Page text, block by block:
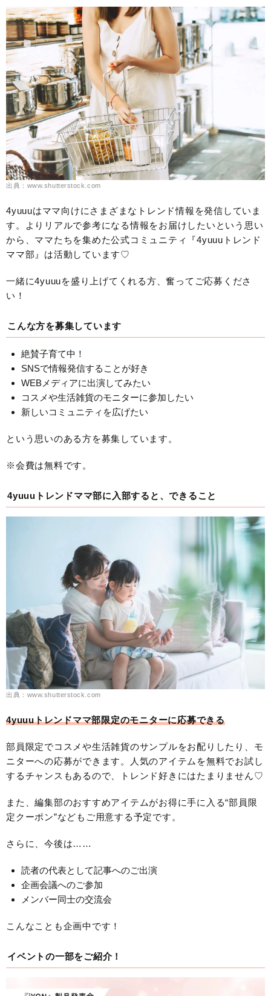
出典：www.shutterstock.com
4yuuuはママ向けにさまざまなトレンド情報を発信していま
す。よりリアルで参考になる情報をお届けしたいという思い
から、ママたちを集めた公式コミュニティ『4yuuuトレンド
ママ部』は活動しています♡
一緒に4yuuuを盛り上げてくれる方、奮ってご応募くださ
い！
こんな方を募集しています
絶賛子育て中！
SNSで情報発信することが好き
WEBメディアに出演してみたい
コスメや生活雑貨のモニターに参加したい
新しいコミュニティを広げたい
という思いのある方を募集しています。
※会費は無料です。
4yuuuトレンドママ部に入部すると、できること
出典：www.shutterstock.com
4yuuuトレンドママ部限定のモニターに応募できる
部員限定でコスメや生活雑貨のサンプルをお配りしたり、モ
ニターへの応募ができます。人気のアイテムを無料でお試し
するチャンスもあるので、トレンド好きにはたまりません♡
また、編集部のおすすめアイテムがお得に手に入る“部員限
定クーポン”などもご用意する予定です。
さらに、今後は……
読者の代表として記事へのご出演
企画会議へのご参加
メンバー同士の交流会
こんなことも企画中です！
イベントの一部をご紹介！